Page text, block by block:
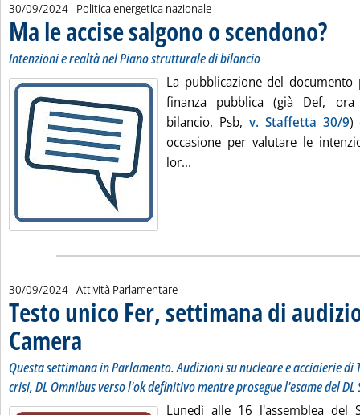
30/09/2024- Politica energetica nazionale
Ma le accise salgono o scendono?..
Intenzioni e realtà nel Piano strutturale di bilancio
La pubblicazione del
finanza pubblica (già Def,
bilancio, Psb, v. Staffetta 30/9)
occasione per valutare le
lor...
30/09/2024- Attività Parlamentare
Testo unico Fer, settimana di
Camera
Questa settimana in Parlamento. Audizioni su nucleare e acciaierie di
crisi, DL Omnibus verso l'ok definitivo mentre prosegue l'esame del
Lunedì alle 16 l'assemblea del